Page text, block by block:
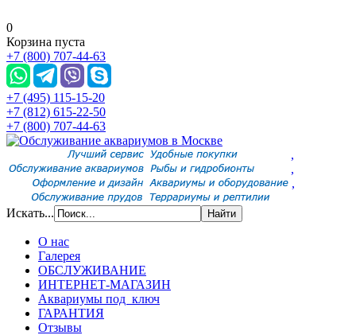
0
Корзина пуста
+7 (800) 707-44-63
+7 (495) 115-15-20
+7 (812) 615-22-50
+7 (800) 707-44-63
,
,
,
Искать...
О нас
Галерея
ОБСЛУЖИВАНИЕ
ИНТЕРНЕТ-МАГАЗИН
Аквариумы под ключ
ГАРАНТИЯ
Отзывы